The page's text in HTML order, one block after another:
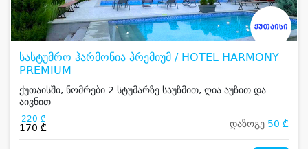
სასტუმრო ჰარმონია პრემიუმ / HOTEL HARMONY
PREMIUM
ქუთაისში, ნომრები 2 სტუმარზე საუზმით, ღია აუზით და
აივნით
220 ₾
170 ₾ დაზოგე 50 ₾